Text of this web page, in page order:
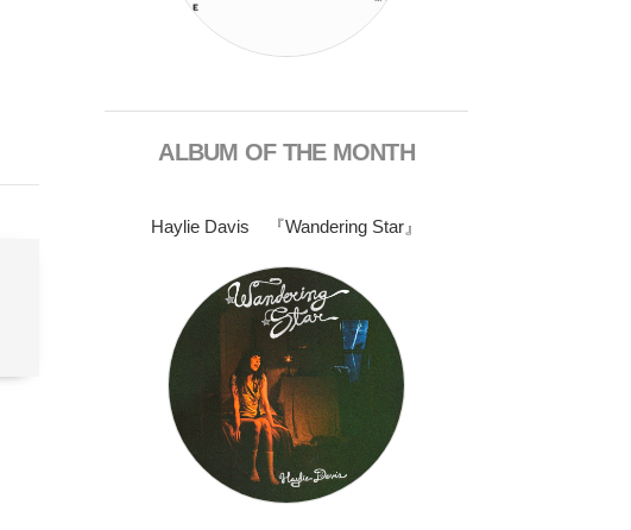
ALBUM OF THE MONTH
Haylie Davis 『Wandering Star』